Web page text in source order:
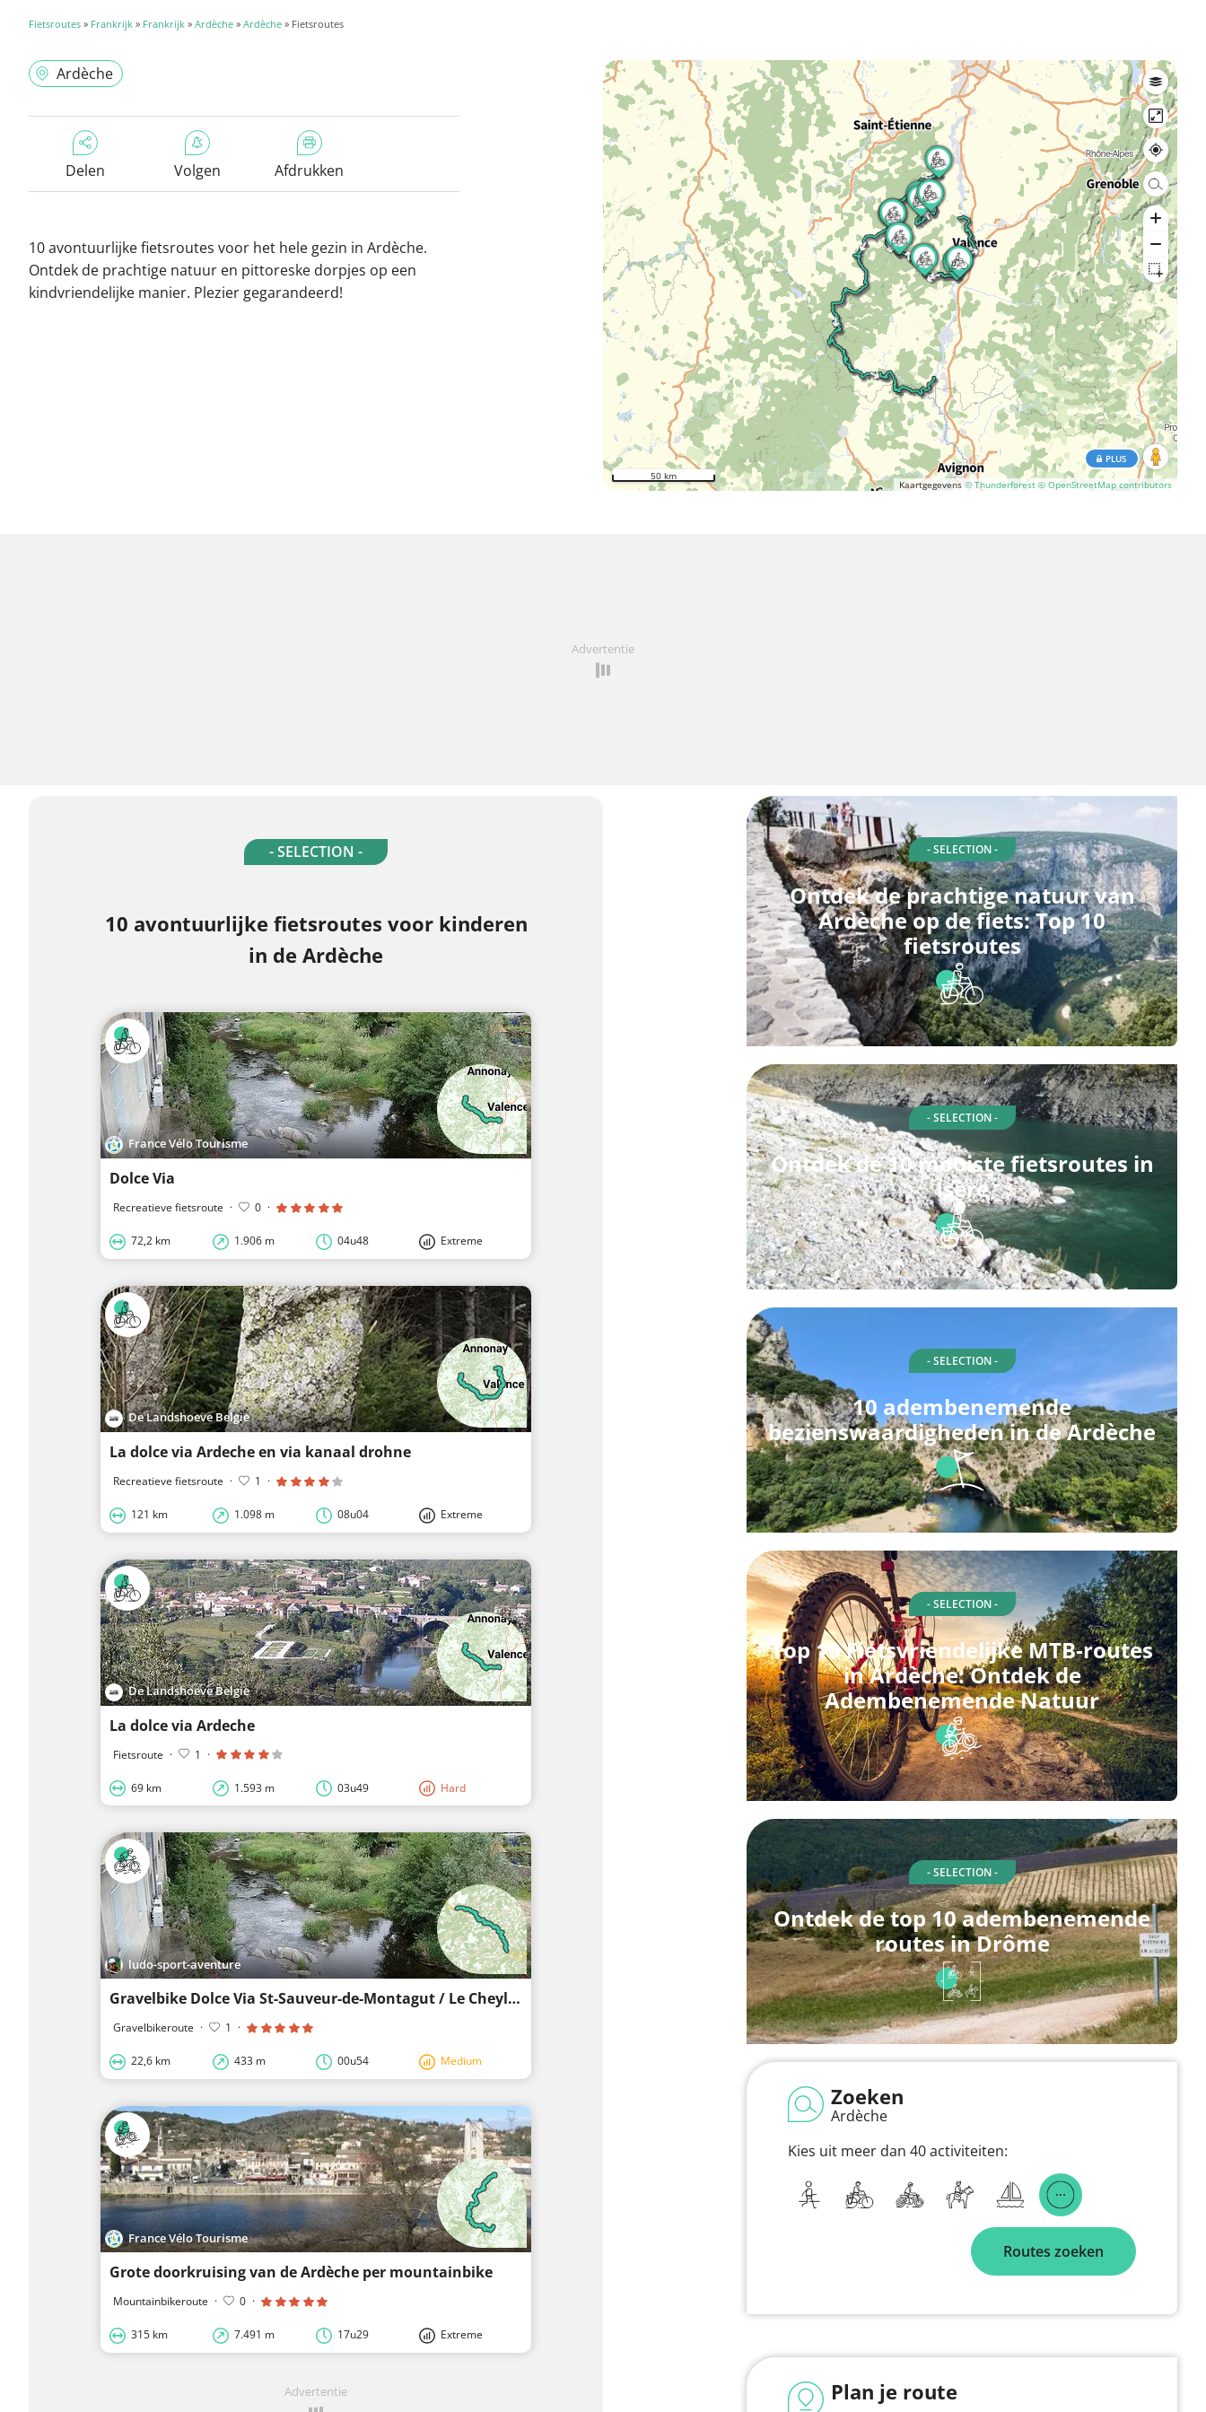
Fietsroutes » Frankrijk » Frankrijk » Ardèche » Ardèche » Fietsroutes
Ardèche
Delen Volgen Afdrukken
10 avontuurlijke fietsroutes voor het hele gezin in Ardèche.
Ontdek de prachtige natuur en pittoreske dorpjes op een
kindvriendelijke manier. Plezier gegarandeerd!
Kaartgegevens © Thunderforest © OpenStreetMap contributors
PLUS
50 km
Advertentie
- SELECTION -
10 avontuurlijke fietsroutes voor kinderen
in de Ardèche
France Vélo Tourisme
Dolce Via
Recreatieve fietsroute · 0 ·
72,2 km 1.906 m 04u48 Extreme
De Landshoeve Belgie
La dolce via Ardeche en via kanaal drohne
Recreatieve fietsroute · 1 ·
121 km 1.098 m 08u04 Extreme
De Landshoeve Belgie
La dolce via Ardeche
Fietsroute · 1 ·
69 km 1.593 m 03u49 Hard
ludo-sport-aventure
Gravelbike Dolce Via St-Sauveur-de-Montagut / Le Cheylard Ardèche
Gravelbikeroute · 1 ·
22,6 km 433 m 00u54 Medium
France Vélo Tourisme
Grote doorkruising van de Ardèche per mountainbike
Mountainbikeroute · 0 ·
315 km 7.491 m 17u29 Extreme
Advertentie
- SELECTION -
Ontdek de prachtige natuur van
Ardèche op de fiets: Top 10
fietsroutes
- SELECTION -
Ontdek de 10 mooiste fietsroutes in
Isère
- SELECTION -
10 adembenemende
bezienswaardigheden in de Ardèche
- SELECTION -
Top 10 Fietsvriendelijke MTB-routes
in Ardèche: Ontdek de
Adembenemende Natuur
- SELECTION -
Ontdek de top 10 adembenemende
routes in Drôme
Zoeken
Ardèche
Kies uit meer dan 40 activiteiten:
Routes zoeken
Plan je route